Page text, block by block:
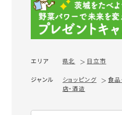
エリア 県北 日立市
ジャンル ショッピング 食品
店・酒造